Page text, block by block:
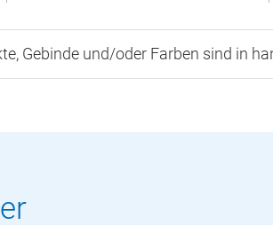
Gebinde und/oder Farben sind in